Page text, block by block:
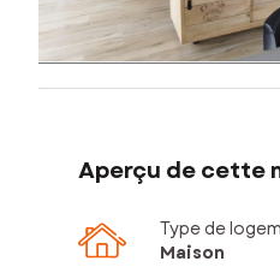
Aperçu de cette
Type de
Maison